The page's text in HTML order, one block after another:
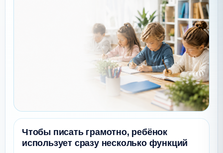
Чтобы писать грамотно, ребёнок
использует сразу несколько функций